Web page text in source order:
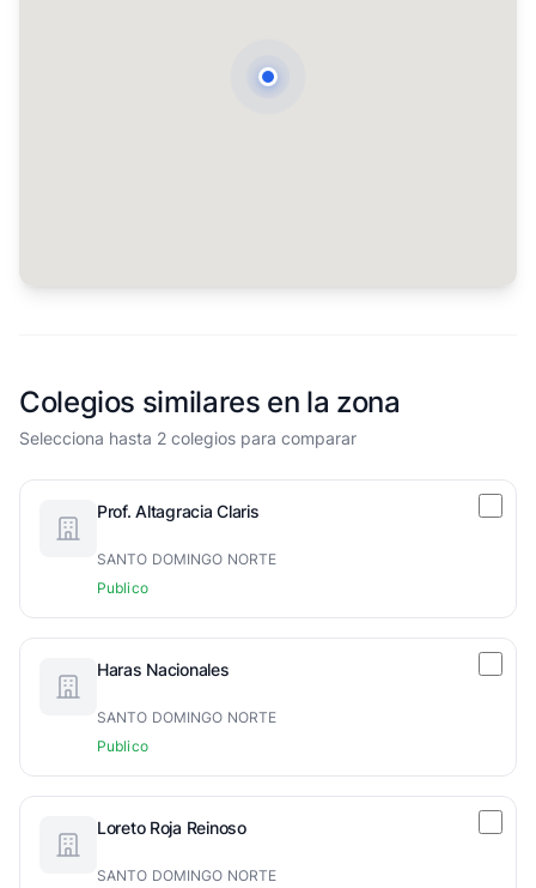
Colegios similares en la zona
Selecciona hasta 2 colegios para comparar
Prof. Altagracia Claris
SANTO DOMINGO NORTE
Publico
Haras Nacionales
SANTO DOMINGO NORTE
Publico
Loreto Roja Reinoso
SANTO DOMINGO NORTE